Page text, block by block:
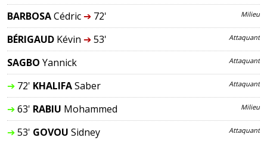
BARBOSACédric ➔72' Milieu
BÉRIGAUD Kévin ➔53' Attaquant
SAGBO Yannick Attaquant
➔72' KHALIFASaber Attaquant
➔63' RABIU Mohammed Milieu
➔53' GOVOU Sidney Attaquant